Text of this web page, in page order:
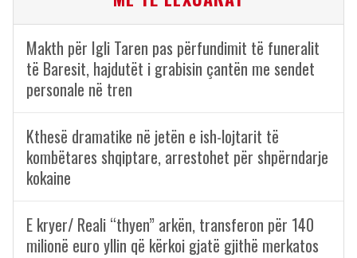
Makth për Igli Taren pas përfundimit të funeralit
të Baresit, hajdutët i grabisin çantën me sendet
personale në tren
Kthesë dramatike në jetën e ish-lojtarit të
kombëtares shqiptare, arrestohet për shpërndarje
kokaine
E kryer/ Reali “thyen” arkën, transferon për 140
milionë euro yllin që kërkoi gjatë gjithë merkatos